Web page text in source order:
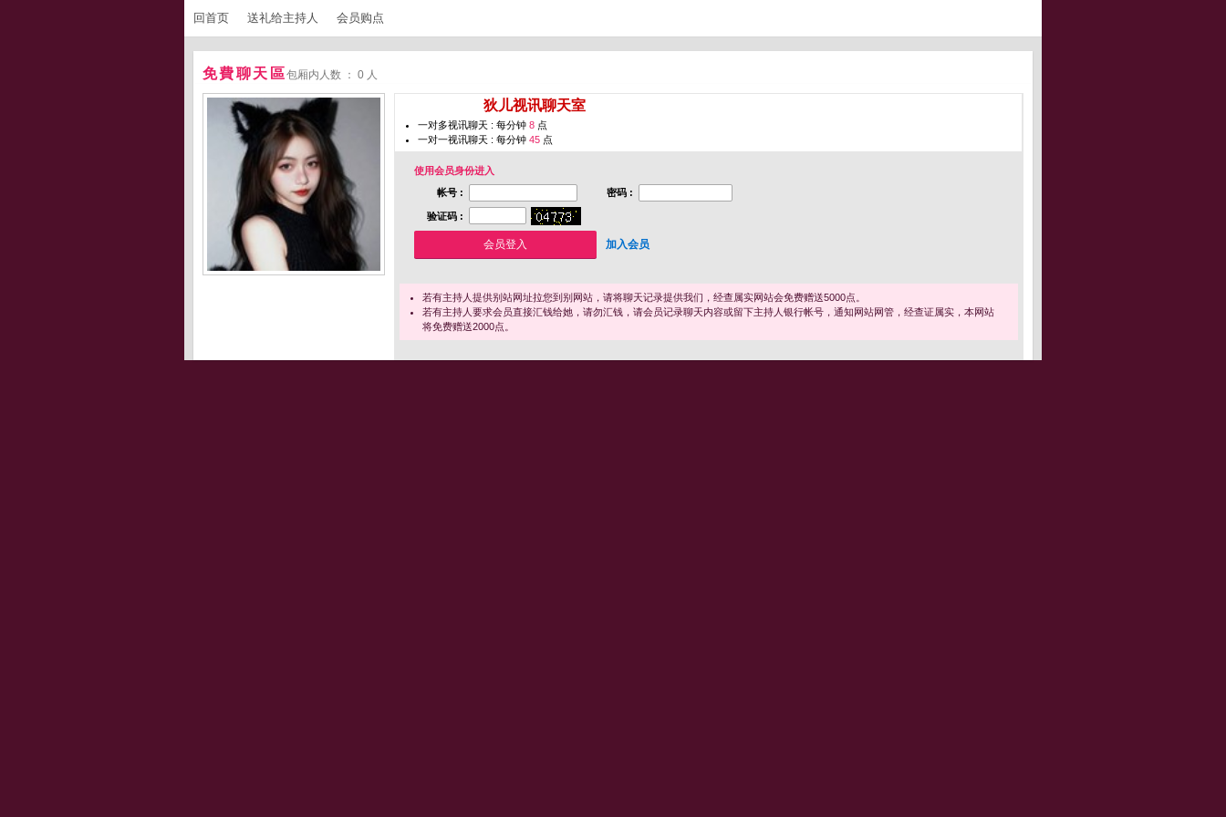
回首页 送礼给主持人 会员购点
免費聊天區包厢内人数 ： 0 人
狄儿视讯聊天室
一对多视讯聊天 : 每分钟 8 点
一对一视讯聊天 : 每分钟 45 点
使用会员身份进入
帐号 :
密码 :
验证码 :
加入会员
若有主持人提供别站网址拉您到别网站，请将聊天记录提供我们，经查属实网站会免费赠送5000点。
若有主持人要求会员直接汇钱给她，请勿汇钱，请会员记录聊天内容或留下主持人银行帐号，通知网站网管，经查证属实，本网站
将免费赠送2000点。